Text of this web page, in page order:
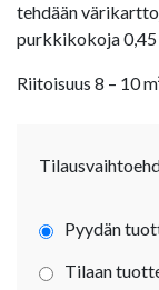
tehdään
purkkikokoja 0,45
Riitoisuus 8 – 10
Pyydän
Tilaan